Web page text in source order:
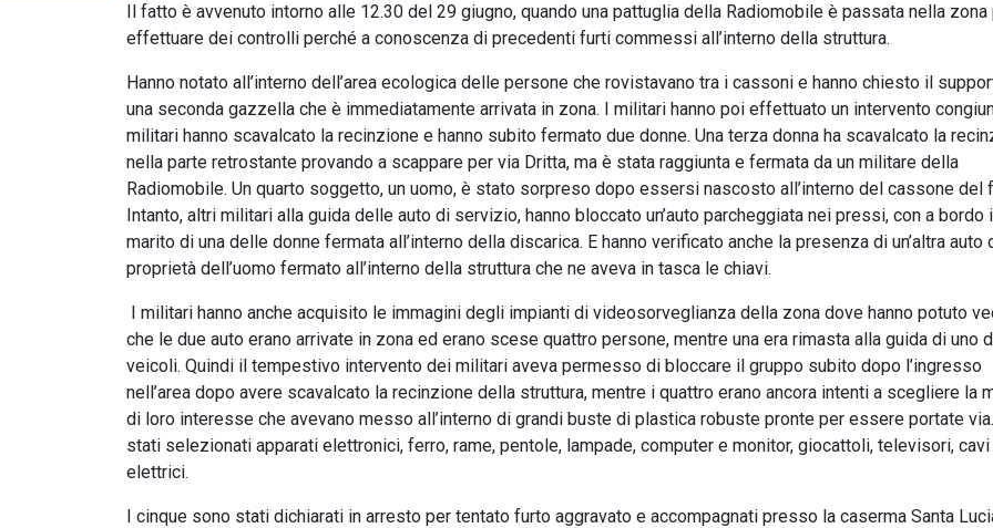
Il fatto è avvenuto intorno alle 12.30 del 29 giugno, quando una pattuglia della Radiomobile è passata nella zona
effettuare dei controlli perché a conoscenza di precedenti furti commessi all’interno della struttura.
Hanno notato all’interno dell’area ecologica delle persone che rovistavano tra i cassoni e hanno chiesto il
una seconda gazzella che è immediatamente arrivata in zona. I militari hanno poi effettuato un intervento
militari hanno scavalcato la recinzione e hanno subito fermato due donne. Una terza donna ha scavalcato la
nella parte retrostante provando a scappare per via Dritta, ma è stata raggiunta e fermata da un militare della
Radiomobile. Un quarto soggetto, un uomo, è stato sorpreso dopo essersi nascosto all’interno del cassone del
Intanto, altri militari alla guida delle auto di servizio, hanno bloccato un’auto parcheggiata nei pressi, con a bordo
marito di una delle donne fermata all’interno della discarica. E hanno verificato anche la presenza di un’altra auto
proprietà dell’uomo fermato all’interno della struttura che ne aveva in tasca le chiavi.
I militari hanno anche acquisito le immagini degli impianti di videosorveglianza della zona dove hanno potuto
che le due auto erano arrivate in zona ed erano scese quattro persone, mentre una era rimasta alla guida di uno
veicoli. Quindi il tempestivo intervento dei militari aveva permesso di bloccare il gruppo subito dopo l’ingresso
nell’area dopo avere scavalcato la recinzione della struttura, mentre i quattro erano ancora intenti a scegliere la
di loro interesse che avevano messo all’interno di grandi buste di plastica robuste pronte per essere portate
stati selezionati apparati elettronici, ferro, rame, pentole, lampade, computer e monitor, giocattoli, televisori, cavi
elettrici.
I cinque sono stati dichiarati in arresto per tentato furto aggravato e accompagnati presso la caserma Santa